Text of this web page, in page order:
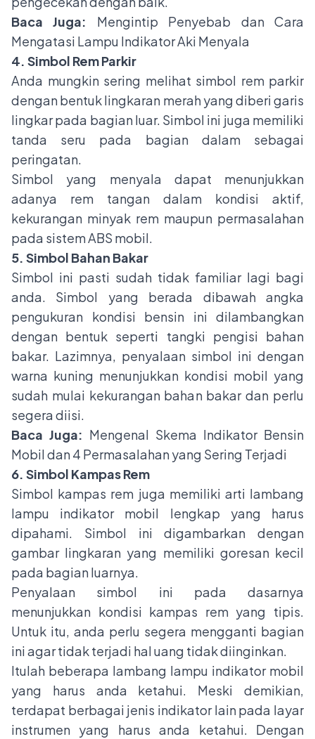
Baca Juga: Mengintip Penyebab dan Cara
Mengatasi Lampu Indikator Aki Menyala
4. Simbol Rem Parkir
Anda mungkin sering melihat simbol rem parkir
dengan bentuk lingkaran merah yang diberi garis
lingkar pada bagian luar. Simbol ini juga memiliki
tanda seru pada bagian dalam sebagai
peringatan.
Simbol yang menyala dapat menunjukkan
adanya rem tangan dalam kondisi aktif,
kekurangan minyak rem maupun permasalahan
pada sistem ABS mobil.
5. Simbol Bahan Bakar
Simbol ini pasti sudah tidak familiar lagi bagi
anda. Simbol yang berada dibawah angka
pengukuran kondisi bensin ini dilambangkan
dengan bentuk seperti tangki pengisi bahan
bakar. Lazimnya, penyalaan simbol ini dengan
warna kuning menunjukkan kondisi mobil yang
sudah mulai kekurangan bahan bakar dan perlu
segera diisi.
Baca Juga: Mengenal Skema Indikator Bensin
Mobil dan 4 Permasalahan yang Sering Terjadi
6. Simbol Kampas Rem
Simbol kampas rem juga memiliki arti lambang
lampu indikator mobil lengkap yang harus
dipahami. Simbol ini digambarkan dengan
gambar lingkaran yang memiliki goresan kecil
pada bagian luarnya.
Penyalaan simbol ini pada dasarnya
menunjukkan kondisi kampas rem yang tipis.
Untuk itu, anda perlu segera mengganti bagian
ini agar tidak terjadi hal uang tidak diinginkan.
Itulah beberapa lambang lampu indikator mobil
yang harus anda ketahui. Meski demikian,
terdapat berbagai jenis indikator lain pada layar
instrumen yang harus anda ketahui. Dengan